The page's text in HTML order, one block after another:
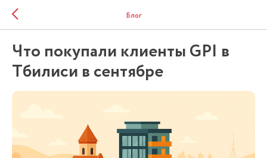
Блог
Что покупали клиенты GPI в
Тбилиси в сентябре